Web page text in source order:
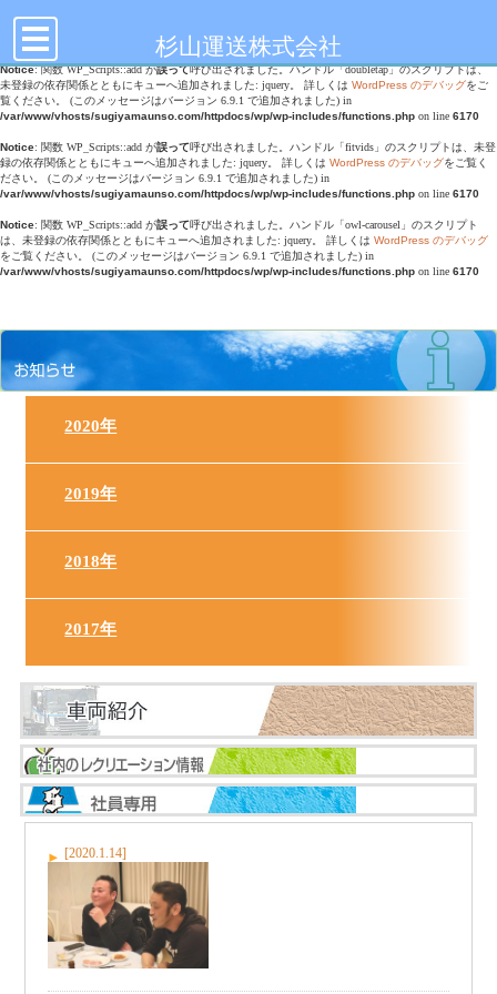
Notice: Undefined offset: 0 in
content/themes/sugiyamaunso/header.phpon line17
Notice: 関数 WP_Scripts::add が誤って呼び出されました。ハンドル「doubletap」のスクリプトは、
未登録の依存関係とともにキューへ追加されました: jquery。 詳しくは WordPress のデバッグをご
覧ください。 (このメッセージはバージョン 6.9.1 で追加されました) in
/var/www/vhosts/sugiyamaunso.com/httpdocs/wp/wp-includes/functions.php on line 6170
Notice: 関数 WP_Scripts::add が誤って呼び出されました。ハンドル「fitvids」のスクリプトは、未登
録の依存関係とともにキューへ追加されました: jquery。 詳しくは WordPress のデバッグをご覧く
ださい。 (このメッセージはバージョン 6.9.1 で追加されました) in
/var/www/vhosts/sugiyamaunso.com/httpdocs/wp/wp-includes/functions.php on line 6170
Notice: 関数 WP_Scripts::add が誤って呼び出されました。ハンドル「owl-carousel」のスクリプト
は、未登録の依存関係とともにキューへ追加されました: jquery。 詳しくは WordPress のデバッグ
をご覧ください。 (このメッセージはバージョン 6.9.1 で追加されました) in
/var/www/vhosts/sugiyamaunso.com/httpdocs/wp/wp-includes/functions.php on line 6170
杉山運送株式会社
toggle
navigation
2020年
2019年
2018年
2017年
[2020.1.14]